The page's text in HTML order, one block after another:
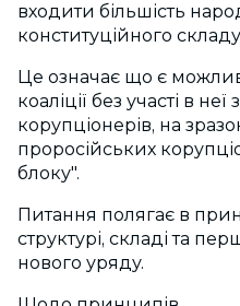
входити більшість
конституційного
Це означає що є
коаліції без участі в
корупціонерів, на
проросійських
блоку".
Питання полягає в
структурі, складі та
нового уряду.